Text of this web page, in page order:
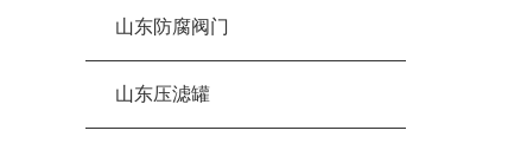
山东防腐阀门
山东压滤罐